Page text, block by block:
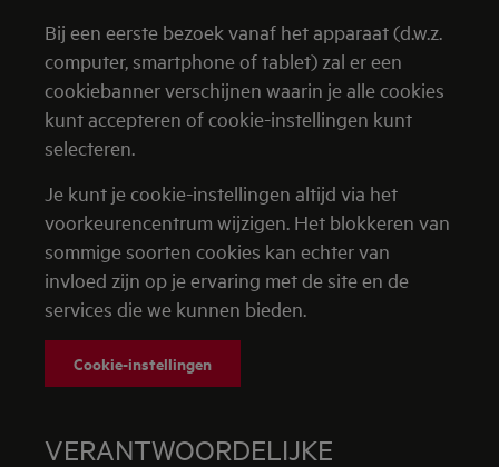
Bij een eerste bezoek vanaf het apparaat (d.w.z.
computer, smartphone of tablet) zal er een
cookiebanner verschijnen waarin je alle cookies
kunt accepteren of cookie-instellingen kunt
selecteren.
Je kunt je cookie-instellingen altijd via het
voorkeurencentrum wijzigen. Het blokkeren van
sommige soorten cookies kan echter van
invloed zijn op je ervaring met de site en de
services die we kunnen bieden.
Cookie-instellingen
VERANTWOORDELIJKE